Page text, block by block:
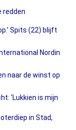
redden
Spits (22) blijft
Nordin
naar de winst op
‘Lukkien is mijn
in Stad,